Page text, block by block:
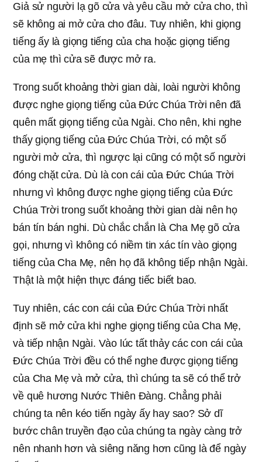
Giả sử người lạ gõ cửa và yêu cầu mở cửa cho, thì
sẽ không ai mở cửa cho đâu. Tuy nhiên, khi giọng
tiếng ấy là giọng tiếng của cha hoặc giọng tiếng
của mẹ thì cửa sẽ được mở ra.
Trong suốt khoảng thời gian dài, loài người không
được nghe giọng tiếng của Đức Chúa Trời nên đã
quên mất giọng tiếng của Ngài. Cho nên, khi nghe
thấy giọng tiếng của Đức Chúa Trời, có một số
người mở cửa, thì ngược lại cũng có một số người
đóng chặt cửa. Dù là con cái của Đức Chúa Trời
nhưng vì không được nghe giọng tiếng của Đức
Chúa Trời trong suốt khoảng thời gian dài nên họ
bán tín bán nghi. Dù chắc chắn là Cha Mẹ gõ cửa
gọi, nhưng vì không có niềm tin xác tín vào giọng
tiếng của Cha Mẹ, nên họ đã không tiếp nhận Ngài.
Thật là một hiện thực đáng tiếc biết bao.
Tuy nhiên, các con cái của Đức Chúa Trời nhất
định sẽ mở cửa khi nghe giọng tiếng của Cha Mẹ,
và tiếp nhận Ngài. Vào lúc tất thảy các con cái của
Đức Chúa Trời đều có thể nghe được giọng tiếng
của Cha Mẹ và mở cửa, thì chúng ta sẽ có thể trở
về quê hương Nước Thiên Đàng. Chẳng phải
chúng ta nên kéo tiến ngày ấy hay sao? Sở dĩ
bước chân truyền đạo của chúng ta ngày càng trở
nên nhanh hơn và siêng năng hơn cũng là để ngày